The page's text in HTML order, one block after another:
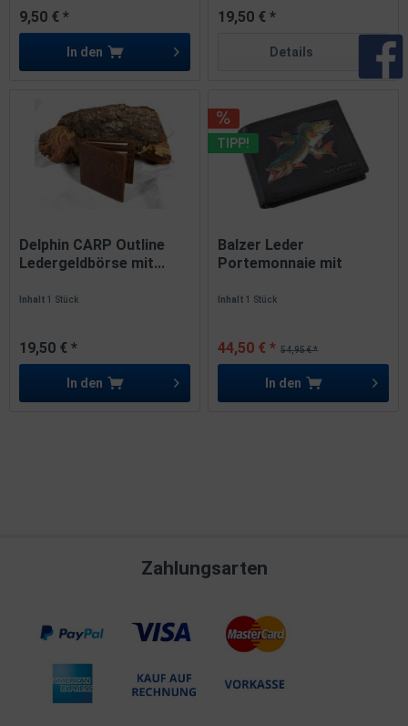
9,50 € *
In den
19,50 € *
Details
Delphin CARP Outline
Ledergeldbörse mit...
Inhalt1 Stück
19,50 € *
In den
TIPP!
Balzer Leder
Portemonnaie mit
Inhalt1 Stück
54,95 € *
44,50 € *
In den
Zahlungsarten